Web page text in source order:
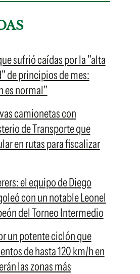
sufrió caídas por la "alta
de principios de mes:
es normal"
camionetas con
de Transporte que
en rutas para fiscalizar
el equipo de Diego
con un notable Leonel
del Torneo Intermedio
un potente ciclón que
de hasta 120 km/h en
las zonas más